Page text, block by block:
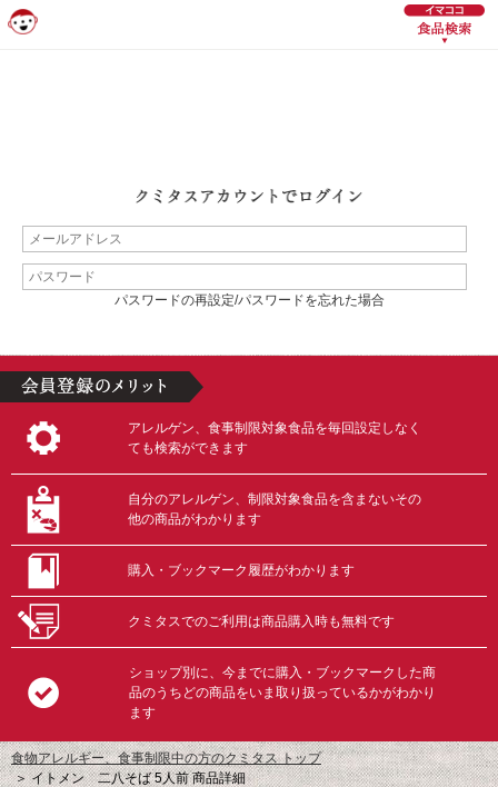
パスワードの再設定/パスワードを忘れた場合
アレルゲン、食事制限対象食品を毎回設定しなく
ても検索ができます
自分のアレルゲン、制限対象食品を含まないその
他の商品がわかります
購入・ブックマーク履歴がわかります
クミタスでのご利用は商品購入時も無料です
ショップ別に、今までに購入・ブックマークした商
品のうちどの商品をいま取り扱っているかがわかり
ます
食物アレルギー、食事制限中の方のクミタス トップ
＞イトメン 二八そば 5人前 商品詳細